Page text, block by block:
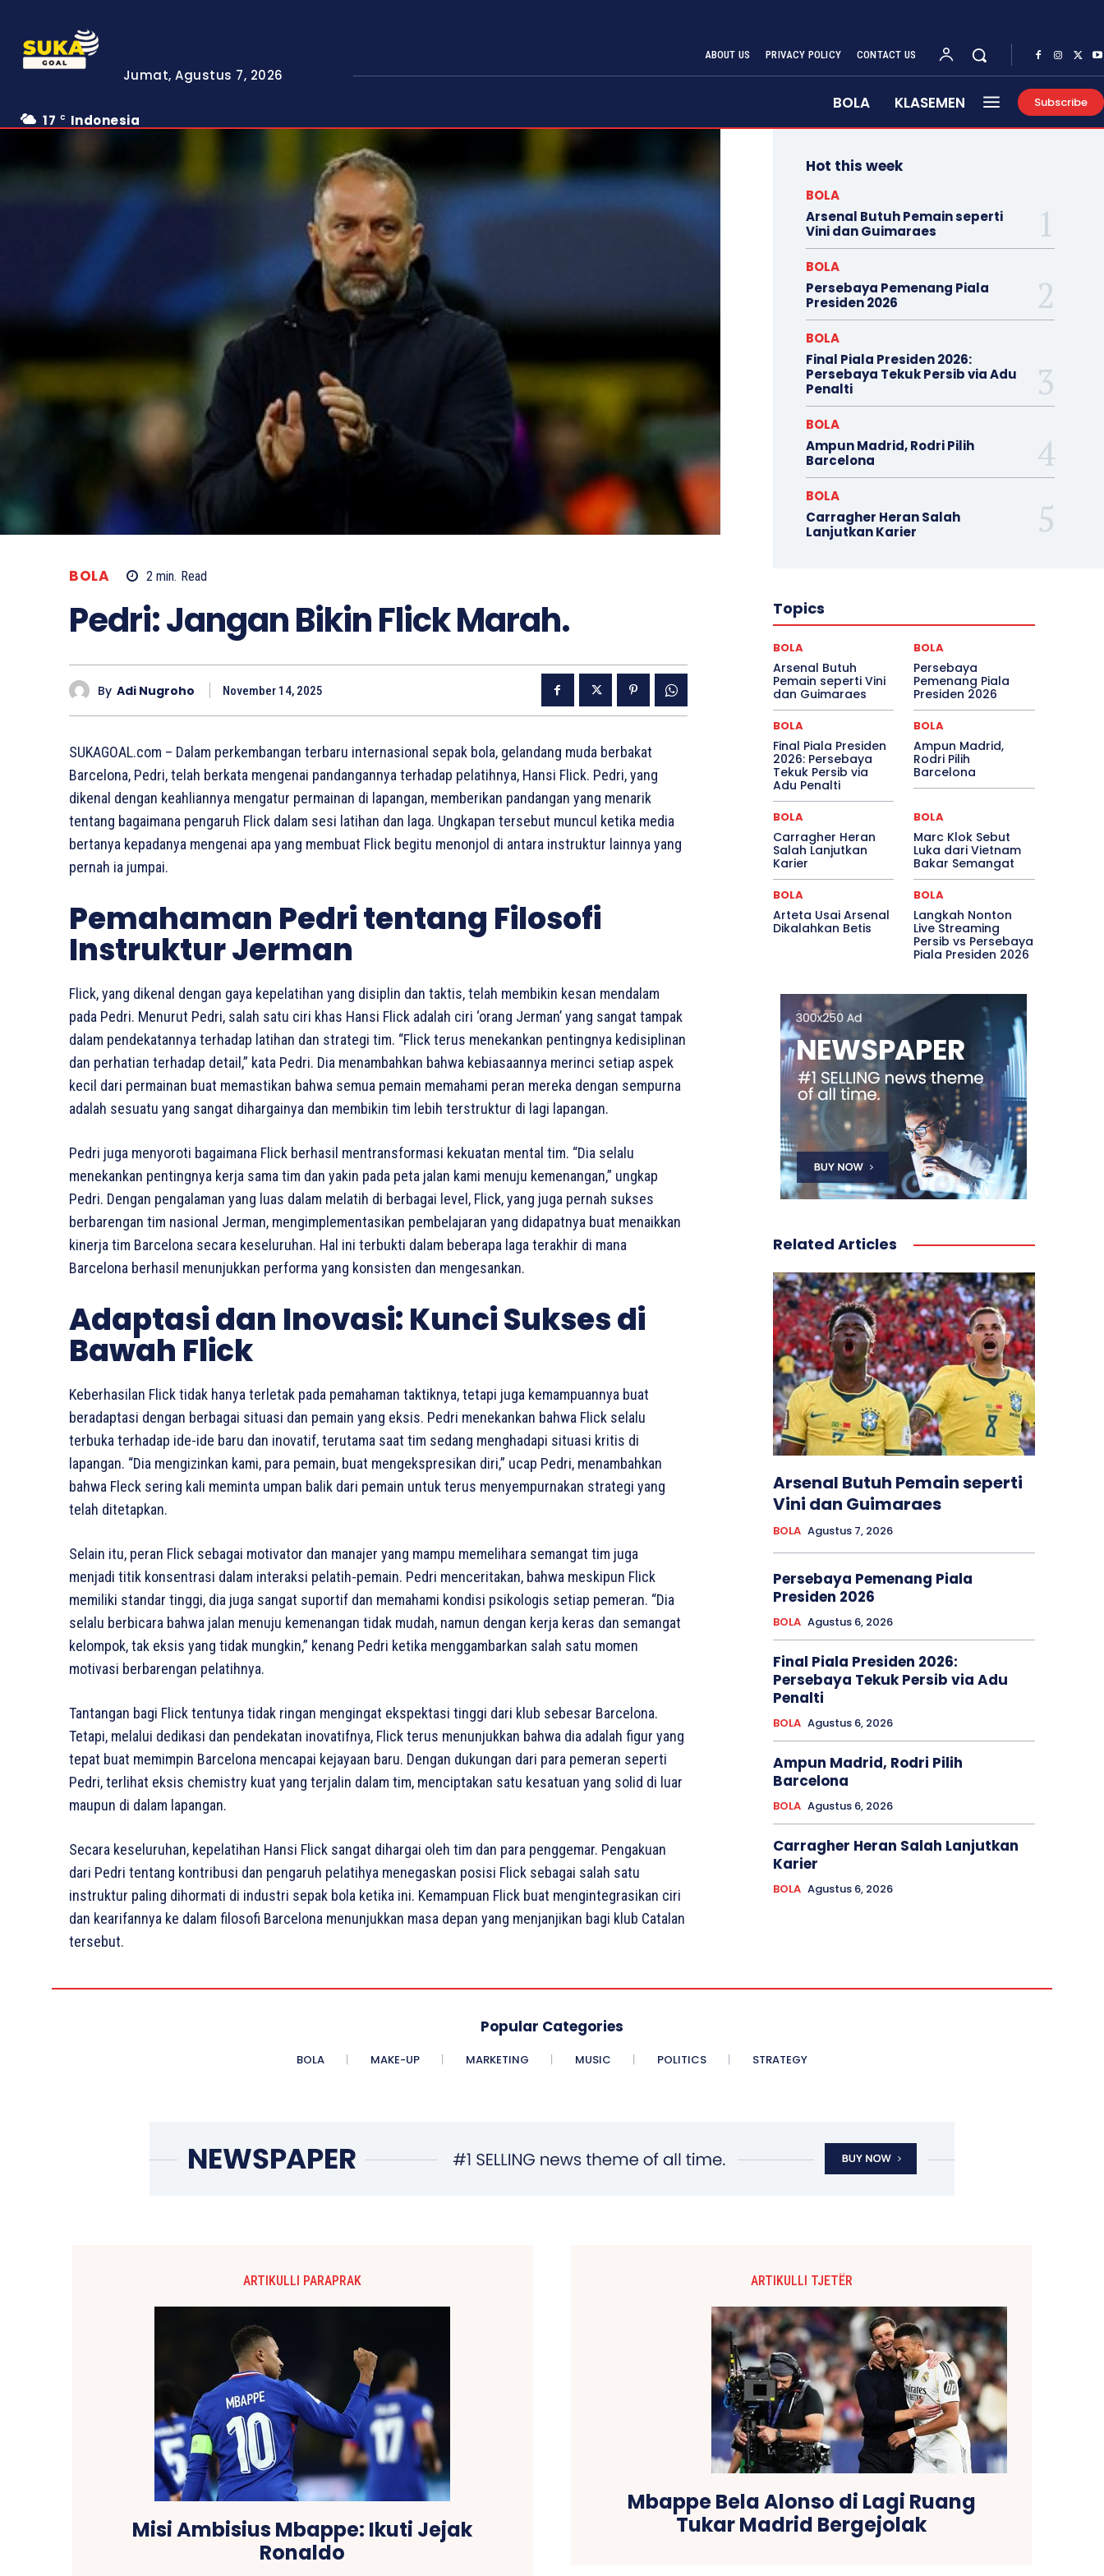
Jumat, Agustus 7, 2026
17 C Indonesia
ABOUT US PRIVACY POLICY CONTACT US
BOLA KLASEMEN Subscribe
BOLA 2 min. Read
Pedri: Jangan Bikin Flick Marah.
By Adi Nugroho November 14, 2025
SUKAGOAL.com – Dalam perkembangan terbaru internasional sepak bola, gelandang muda berbakat
Barcelona, Pedri, telah berkata mengenai pandangannya terhadap pelatihnya, Hansi Flick. Pedri, yang
dikenal dengan keahliannya mengatur permainan di lapangan, memberikan pandangan yang menarik
tentang bagaimana pengaruh Flick dalam sesi latihan dan laga. Ungkapan tersebut muncul ketika media
bertanya kepadanya mengenai apa yang membuat Flick begitu menonjol di antara instruktur lainnya yang
pernah ia jumpai.
Pemahaman Pedri tentang Filosofi
Instruktur Jerman
Flick, yang dikenal dengan gaya kepelatihan yang disiplin dan taktis, telah membikin kesan mendalam
pada Pedri. Menurut Pedri, salah satu ciri khas Hansi Flick adalah ciri ‘orang Jerman’ yang sangat tampak
dalam pendekatannya terhadap latihan dan strategi tim. “Flick terus menekankan pentingnya kedisiplinan
dan perhatian terhadap detail,” kata Pedri. Dia menambahkan bahwa kebiasaannya merinci setiap aspek
kecil dari permainan buat memastikan bahwa semua pemain memahami peran mereka dengan sempurna
adalah sesuatu yang sangat dihargainya dan membikin tim lebih terstruktur di lagi lapangan.
Pedri juga menyoroti bagaimana Flick berhasil mentransformasi kekuatan mental tim. “Dia selalu
menekankan pentingnya kerja sama tim dan yakin pada peta jalan kami menuju kemenangan,” ungkap
Pedri. Dengan pengalaman yang luas dalam melatih di berbagai level, Flick, yang juga pernah sukses
berbarengan tim nasional Jerman, mengimplementasikan pembelajaran yang didapatnya buat menaikkan
kinerja tim Barcelona secara keseluruhan. Hal ini terbukti dalam beberapa laga terakhir di mana
Barcelona berhasil menunjukkan performa yang konsisten dan mengesankan.
Adaptasi dan Inovasi: Kunci Sukses di
Bawah Flick
Keberhasilan Flick tidak hanya terletak pada pemahaman taktiknya, tetapi juga kemampuannya buat
beradaptasi dengan berbagai situasi dan pemain yang eksis. Pedri menekankan bahwa Flick selalu
terbuka terhadap ide-ide baru dan inovatif, terutama saat tim sedang menghadapi situasi kritis di
lapangan. “Dia mengizinkan kami, para pemain, buat mengekspresikan diri,” ucap Pedri, menambahkan
bahwa Fleck sering kali meminta umpan balik dari pemain untuk terus menyempurnakan strategi yang
telah ditetapkan.
Selain itu, peran Flick sebagai motivator dan manajer yang mampu memelihara semangat tim juga
menjadi titik konsentrasi dalam interaksi pelatih-pemain. Pedri menceritakan, bahwa meskipun Flick
memiliki standar tinggi, dia juga sangat suportif dan memahami kondisi psikologis setiap pemeran. “Dia
selalu berbicara bahwa jalan menuju kemenangan tidak mudah, namun dengan kerja keras dan semangat
kelompok, tak eksis yang tidak mungkin,” kenang Pedri ketika menggambarkan salah satu momen
motivasi berbarengan pelatihnya.
Tantangan bagi Flick tentunya tidak ringan mengingat ekspektasi tinggi dari klub sebesar Barcelona.
Tetapi, melalui dedikasi dan pendekatan inovatifnya, Flick terus menunjukkan bahwa dia adalah figur yang
tepat buat memimpin Barcelona mencapai kejayaan baru. Dengan dukungan dari para pemeran seperti
Pedri, terlihat eksis chemistry kuat yang terjalin dalam tim, menciptakan satu kesatuan yang solid di luar
maupun di dalam lapangan.
Secara keseluruhan, kepelatihan Hansi Flick sangat dihargai oleh tim dan para penggemar. Pengakuan
dari Pedri tentang kontribusi dan pengaruh pelatihya menegaskan posisi Flick sebagai salah satu
instruktur paling dihormati di industri sepak bola ketika ini. Kemampuan Flick buat mengintegrasikan ciri
dan kearifannya ke dalam filosofi Barcelona menunjukkan masa depan yang menjanjikan bagi klub Catalan
tersebut.
Hot this week
BOLA
Arsenal Butuh Pemain seperti
Vini dan Guimaraes
BOLA
Persebaya Pemenang Piala
Presiden 2026
BOLA
Final Piala Presiden 2026:
Persebaya Tekuk Persib via Adu
Penalti
BOLA
Ampun Madrid, Rodri Pilih
Barcelona
BOLA
Carragher Heran Salah
Lanjutkan Karier
Topics
BOLA
Arsenal Butuh
Pemain seperti Vini
dan Guimaraes
BOLA
Persebaya
Pemenang Piala
Presiden 2026
BOLA
Final Piala Presiden
2026: Persebaya
Tekuk Persib via
Adu Penalti
BOLA
Ampun Madrid,
Rodri Pilih
Barcelona
BOLA
Carragher Heran
Salah Lanjutkan
Karier
BOLA
Marc Klok Sebut
Luka dari Vietnam
Bakar Semangat
BOLA
Arteta Usai Arsenal
Dikalahkan Betis
BOLA
Langkah Nonton
Live Streaming
Persib vs Persebaya
Piala Presiden 2026
Related Articles
Arsenal Butuh Pemain seperti
Vini dan Guimaraes
BOLA Agustus 7, 2026
Persebaya Pemenang Piala
Presiden 2026
BOLA Agustus 6, 2026
Final Piala Presiden 2026:
Persebaya Tekuk Persib via Adu
Penalti
BOLA Agustus 6, 2026
Ampun Madrid, Rodri Pilih
Barcelona
BOLA Agustus 6, 2026
Carragher Heran Salah Lanjutkan
Karier
BOLA Agustus 6, 2026
Popular Categories
BOLA MAKE-UP MARKETING MUSIC POLITICS STRATEGY
ARTIKULLI PARAPRAK
Misi Ambisius Mbappe: Ikuti Jejak
Ronaldo
ARTIKULLI TJETËR
Mbappe Bela Alonso di Lagi Ruang
Tukar Madrid Bergejolak